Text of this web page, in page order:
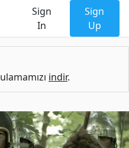
Sign
In
Sign
Up
indir.